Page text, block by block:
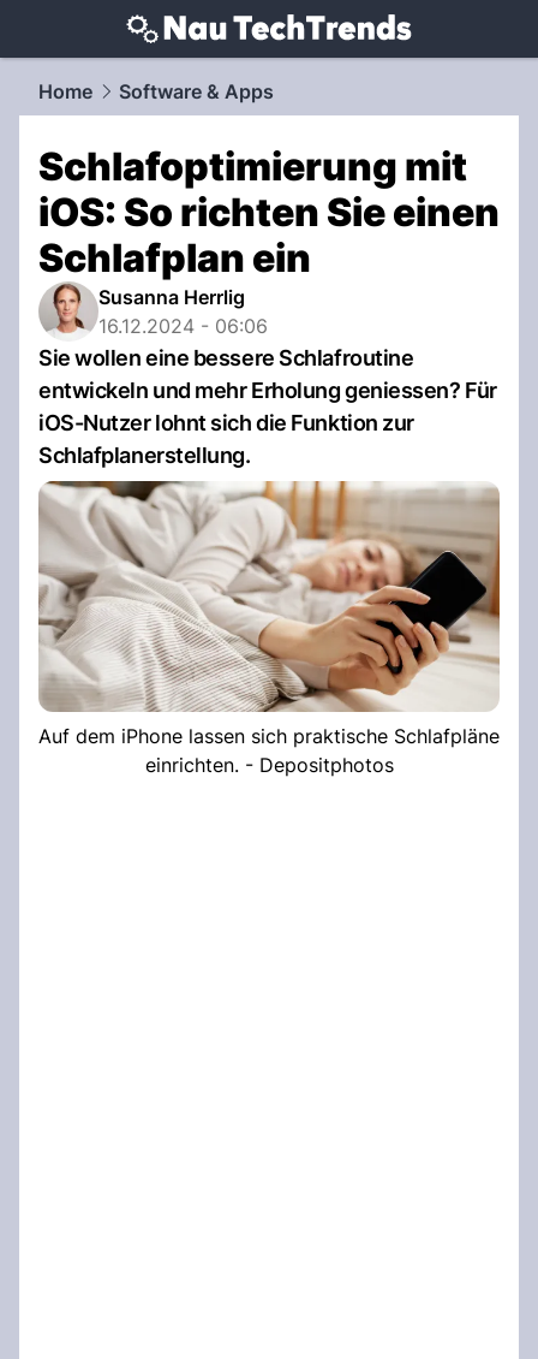
techtrends.NAU.ch
Home Software & Apps
Schlafoptimierung mit
iOS: So richten Sie einen
Schlafplan ein
Susanna Herrlig
16.12.2024 - 06:06
Sie wollen eine bessere Schlafroutine
entwickeln und mehr Erholung geniessen? Für
iOS-Nutzer lohnt sich die Funktion zur
Schlafplanerstellung.
Auf dem iPhone lassen sich praktische Schlafpläne
einrichten. - Depositphotos